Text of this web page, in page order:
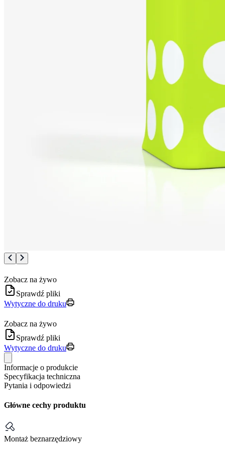
Zobacz na żywo
Sprawdź pliki
Wytyczne do druku
Zobacz na żywo
Sprawdź pliki
Wytyczne do druku
Informacje o produkcie
Specyfikacja techniczna
Pytania i odpowiedzi
Główne cechy produktu
Montaż beznarzędziowy